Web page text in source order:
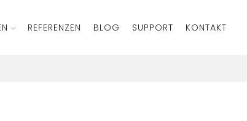
REFERENZEN BLOG SUPPORT KONTAKT